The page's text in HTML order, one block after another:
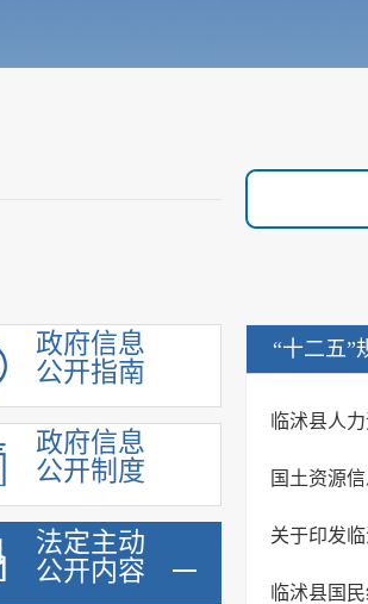
政府信息
公开指南
政府信息
公开制度
法定主动
公开内容
信息
职能
依据
公开
公开
“十二五”
临沭县人
国土资源
关于印发
临沭县国